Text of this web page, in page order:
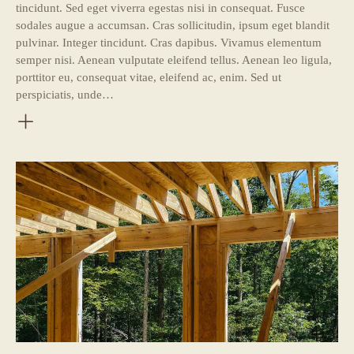
tincidunt. Sed eget viverra egestas nisi in consequat. Fusce
sodales augue a accumsan. Cras sollicitudin, ipsum eget blandit
pulvinar. Integer tincidunt. Cras dapibus. Vivamus elementum
semper nisi. Aenean vulputate eleifend tellus. Aenean leo ligula,
porttitor eu, consequat vitae, eleifend ac, enim. Sed ut
perspiciatis, unde…